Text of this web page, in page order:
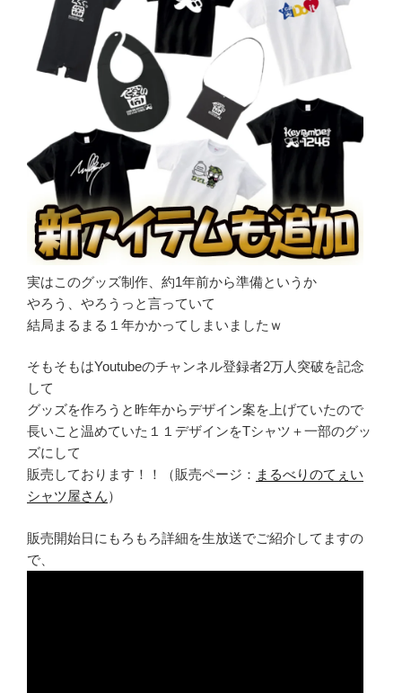
実はこのグッズ制作、約1年前から準備というか
やろう、やろうっと言っていて
結局まるまる１年かかってしまいましたｗ
そもそもはYoutubeのチャンネル登録者2万人突破を記念
して
グッズを作ろうと昨年からデザイン案を上げていたので
長いこと温めていた１１デザインをTシャツ＋一部のグッ
ズにして
販売しております！！（販売ページ： まるべりのてぇい
シャツ屋さん）
販売開始日にもろもろ詳細を生放送でご紹介してますの
で、